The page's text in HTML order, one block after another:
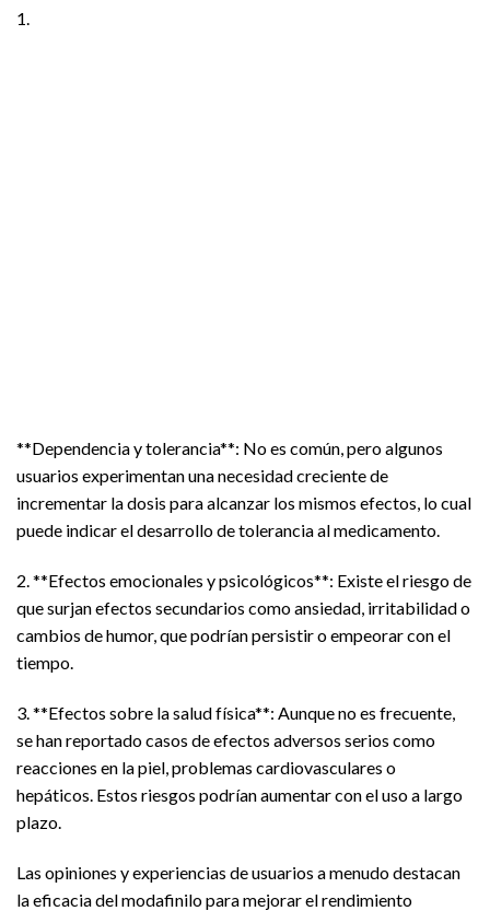
1.
**Dependencia y tolerancia**: No es común, pero algunos
usuarios experimentan una necesidad creciente de
incrementar la dosis para alcanzar los mismos efectos, lo cual
puede indicar el desarrollo de tolerancia al medicamento.
2. **Efectos emocionales y psicológicos**: Existe el riesgo de
que surjan efectos secundarios como ansiedad, irritabilidad o
cambios de humor, que podrían persistir o empeorar con el
tiempo.
3. **Efectos sobre la salud física**: Aunque no es frecuente,
se han reportado casos de efectos adversos serios como
reacciones en la piel, problemas cardiovasculares o
hepáticos. Estos riesgos podrían aumentar con el uso a largo
plazo.
Las opiniones y experiencias de usuarios a menudo destacan
la eficacia del modafinilo para mejorar el rendimiento